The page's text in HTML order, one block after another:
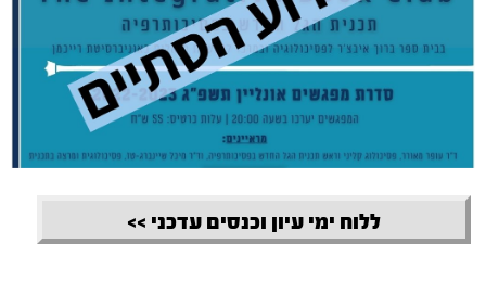
ללוח ימי עיון וכנסים עדכני >>